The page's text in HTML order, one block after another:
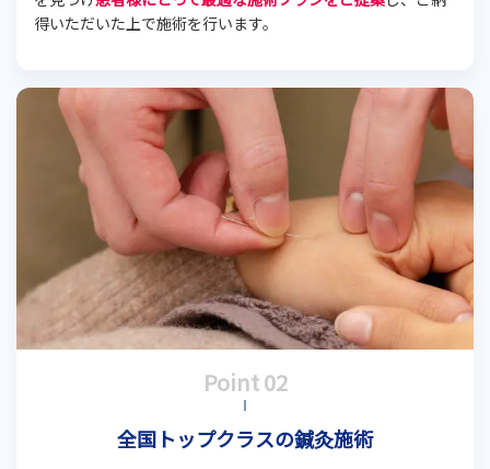
得いただいた上で施術を行います。
全国トップクラスの鍼灸施術